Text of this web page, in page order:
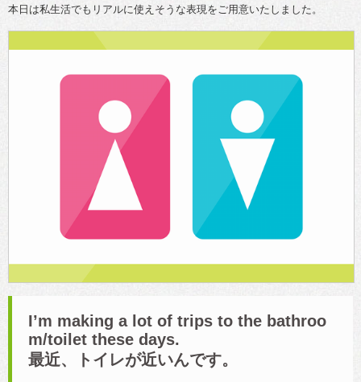
本日は私生活でもリアルに使えそうな表現をご用意いたしました。
I’m making a lot of trips to the bathroo
m/toilet these days.
最近、トイレが近いんです。